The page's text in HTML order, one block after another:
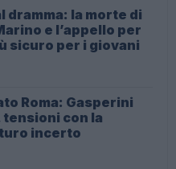
dramma: la morte di
e l’appello per
sicuro per i giovani
Roma: Gasperini
tensioni con la
incerto